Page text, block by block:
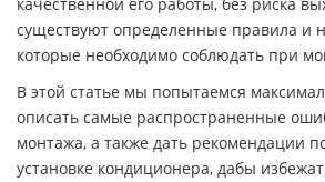
ЧИЛЛЕРЫ И ФАНКОЙЛЫ
КРЫШНЫЕ КОНДИЦИОНЕРЫ
ПРЕЦИЗИОННЫЕ КОНДИЦИОНЕРЫ
УВЛАЖНИТЕЛИ ВОЗДУХА
ТЕПЛОВЫЕ ПУШКИ
ТЕПЛЫЕ ПОЛЫ
ТЕРМОРЕГУЛЯТОРЫ
ТРУБЫ, ШЛАНГИ И ФИТИНГИ
существуют определенные правила и
которые необходимо соблюдать при
В этой статье мы попытаемся
описать самые распространенные
монтажа, а также дать рекомендации
установке кондиционера, дабы